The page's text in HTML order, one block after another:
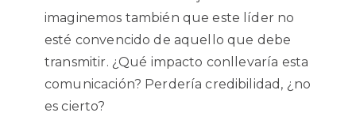
imaginemos también que este líder no
esté convencido de aquello que debe
transmitir. ¿Qué impacto conllevaría esta
comunicación? Perdería credibilidad, ¿no
es cierto?